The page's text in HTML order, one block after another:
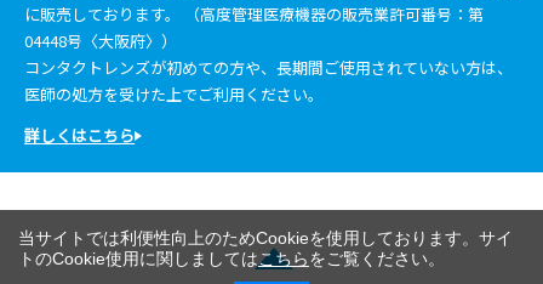
に販売しております。 （高度管理医療機器の販売業許可番号：第
04448号〈大阪府〉）
コンタクトレンズが初めての方や、長期間ご使用されていない方は、
医師の処方を受けた上でご利用ください。
詳しくはこちら
当サイトでは利便性向上のためCookieを使用しております。サイ
トのCookie使用に関しましてはこちらをご覧ください。